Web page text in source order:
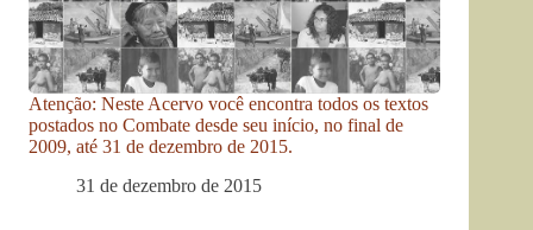
Atenção: Neste Acervo você encontra todos os textos
postados no Combate desde seu início, no final de
2009, até 31 de dezembro de 2015.
31 de dezembro de 2015